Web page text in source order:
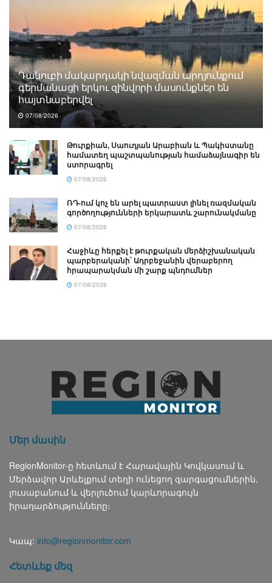
Դանուբի մակարդակի նվազման արդյունքում
գերմանացի երկու զինվորի մասունքներ են
հայտնաբերվել
07/08/2026
Թուրքիան, Սաուդյան Արաբիան և Պակիստանը
համատեղ պաշտպանության համաձայնագիր են
ստորագրել
07/08/2026
ՌԴ-ում կոչ են արել պատրաստ լինել ռազմական
գործողությունների երկարատև շարունակմանը
07/08/2026
Հաջիևը հերքել է թուրքական մերձիշխանական
պարբերականի՝ Ադրբեջանին վերաբերող
հրապարակման մի շարք պնդումներ
07/08/2026
Մեր մասին
RegionMonitor-ը հետևում է Հարավային Կովկասում և
Մերձավոր Արևելքում տեղի ունեցող զարգացումներին,
լուսաբանում և վերլուծում կարևորագույն
իրադարձությունները։
Կապ: info@regionmonitor.com
Հետևեք մեզ